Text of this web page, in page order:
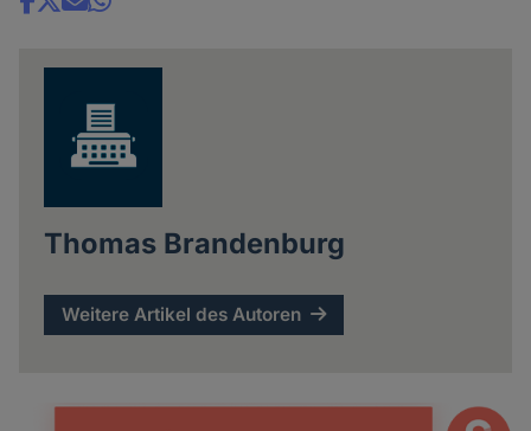
Share
Thomas Brandenburg
Weitere Artikel des Autoren